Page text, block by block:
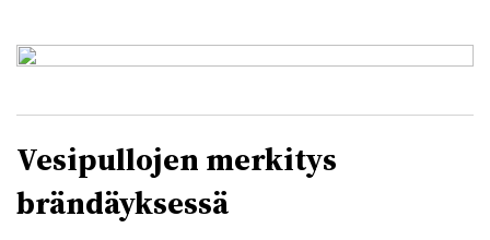
Vesipullojen merkitys
brändäyksessä